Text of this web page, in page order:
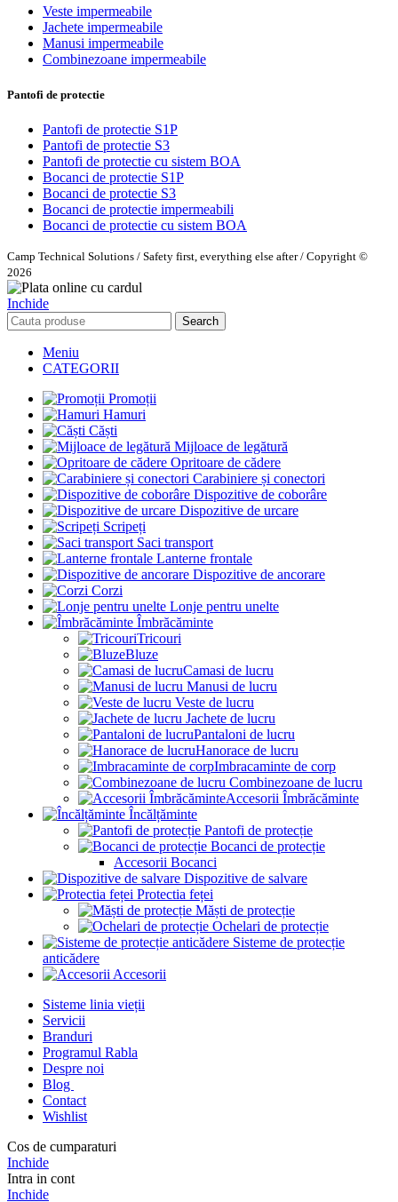
Veste impermeabile
Jachete impermeabile
Manusi impermeabile
Combinezoane impermeabile
Pantofi de protectie
Pantofi de protectie S1P
Pantofi de protectie S3
Pantofi de protectie cu sistem BOA
Bocanci de protectie S1P
Bocanci de protectie S3
Bocanci de protectie impermeabili
Bocanci de protectie cu sistem BOA
Camp Technical Solutions / Safety first, everything else after / Copyright ©
2026
Inchide
Search
Meniu
CATEGORII
Promoții
Hamuri
Căști
Mijloace de legătură
Opritoare de cădere
Carabiniere și conectori
Dispozitive de coborâre
Dispozitive de urcare
Scripeți
Saci transport
Lanterne frontale
Dispozitive de ancorare
Corzi
Lonje pentru unelte
Îmbrăcăminte
Tricouri
Bluze
Camasi de lucru
Manusi de lucru
Veste de lucru
Jachete de lucru
Pantaloni de lucru
Hanorace de lucru
Imbracaminte de corp
Combinezoane de lucru
Accesorii Îmbrăcăminte
Încălțăminte
Pantofi de protecție
Bocanci de protecție
Accesorii Bocanci
Dispozitive de salvare
Protectia feței
Măști de protecție
Ochelari de protecție
Sisteme de protecție
anticădere
Accesorii
Sisteme linia vieții
Servicii
Branduri
Programul Rabla
Despre noi
Blog
Contact
Wishlist
Cos de cumparaturi
Inchide
Intra in cont
Inchide